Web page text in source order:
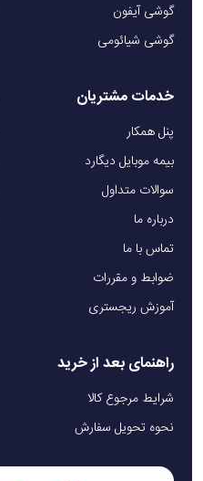
گوشی آیفون
گوشی شیائومی
خدمات مشتریان
پنل همکار
بیمه موبایل دیگارد
سوالات متداول
درباره ما
تماس با ما
ضوابط و مقررات
آموزش ریجستری
راهنمای بعد از خرید
شرایط مرجوع کالا
نحوه تحویل سفارش